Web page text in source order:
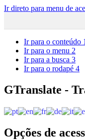
Ir direto para menu de
Ir para o conteúdo 1
Ir para o menu 2
Ir para a busca 3
Ir para o rodapé 4
GTranslate -
Opções de